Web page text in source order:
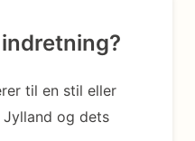
til en stil eller
og dets